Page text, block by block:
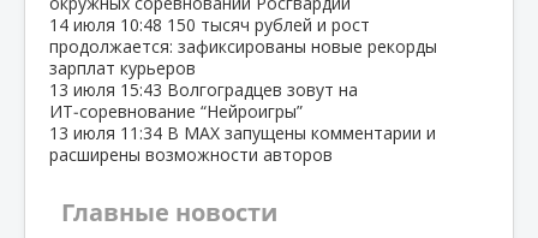
14 июля 10:48 150 тысяч рублей и рост
продолжается: зафиксированы новые рекорды
зарплат курьеров
13 июля 15:43 Волгоградцев зовут на
ИТ‑соревнование “Нейроигры”
13 июля 11:34 В МАХ запущены комментарии и
расширены возможности авторов
Главные новости